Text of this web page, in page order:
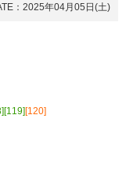
：2025年04月05日(土)
[119][120]